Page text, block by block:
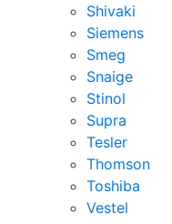
Shivaki
Siemens
Smeg
Snaige
Stinol
Supra
Tesler
Thomson
Toshiba
Vestel